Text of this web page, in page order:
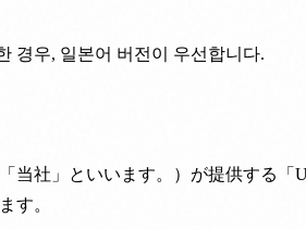
경우, 일본어 버전이 우선합니다.
社」といいます。）が提供する
す。